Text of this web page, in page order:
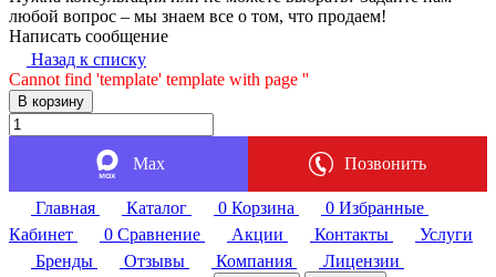
любой вопрос – мы знаем все о том, что продаем!
Написать сообщение
Назад к списку
Cannot find 'template' template with page ''
В корзину
Max Позвонить
Главная Каталог 0 Корзина 0 Избранные
Кабинет
0 Сравнение Акции Контакты
Услуги
Бренды
Отзывы Компания
Лицензии